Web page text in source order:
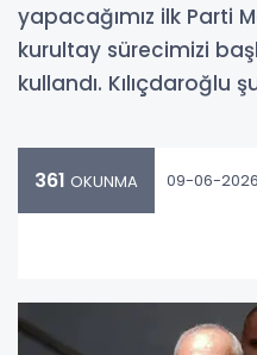
yapacağımız ilk Parti
kurultay sürecimizi
kullandı. Kılıçdaroğlu
361 OKUNMA 09-06-2026